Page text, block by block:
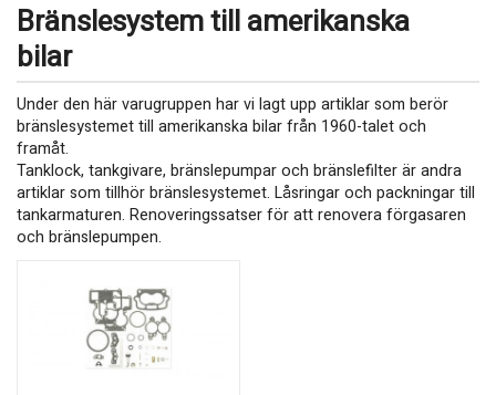
Bränslesystem till amerikanska
bilar
Under den här varugruppen har vi lagt upp artiklar som berör
bränslesystemet till amerikanska bilar från 1960-talet och
framåt.
Tanklock, tankgivare, bränslepumpar och bränslefilter är andra
artiklar som tillhör bränslesystemet. Låsringar och packningar till
tankarmaturen. Renoveringssatser för att renovera förgasaren
och bränslepumpen.